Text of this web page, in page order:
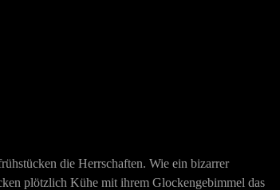
die Herrschaften. Wie ein bizarrer
plötzlich Kühe mit ihrem Glockengebimmel das